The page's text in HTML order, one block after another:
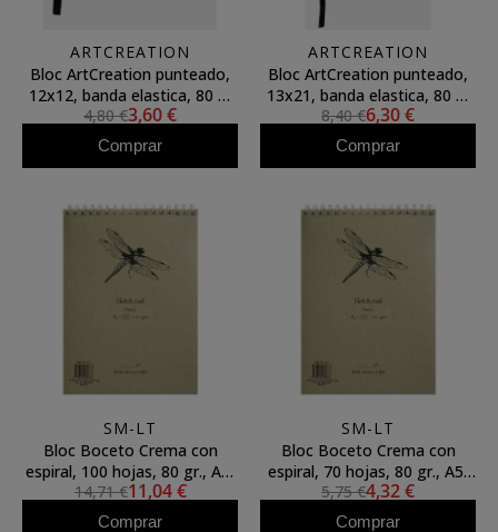
ARTCREATION
Bloc ArtCreation punteado,
12x12, banda elastica, 80 h,
80 gr.
4,80 €3,60 €
Comprar
ARTCREATION
Bloc ArtCreation punteado,
13x21, banda elastica, 80 h,
80 gr.
8,40 €6,30 €
Comprar
SM-LT
Bloc Boceto Crema con
espiral, 100 hojas, 80 gr., A4,
SM-LT
14,71 €11,04 €
Comprar
SM-LT
Bloc Boceto Crema con
espiral, 70 hojas, 80 gr., A5,
SM-LT
5,75 €4,32 €
Comprar